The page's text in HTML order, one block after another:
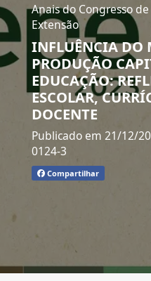
Anais do Congresso
Extensão
INFLUÊNCIA DO
PRODUÇÃO
EDUCAÇÃO:
ESCOLAR,
DOCENTE
Publicado em 21/12/
0124-3
Compartilhar